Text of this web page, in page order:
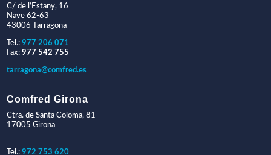
C/ de l’Estany, 16
Nave 62-63
43006 Tarragona
Tel.:977 206 071
Fax:977 542 755
tarragona@comfred.es
Comfred Girona
Ctra. de Santa Coloma, 81
17005 Girona
Tel.:972 753 620